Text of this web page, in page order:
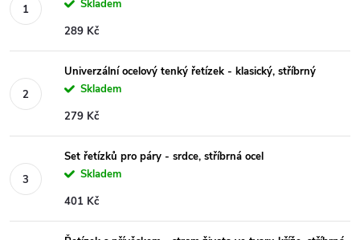
Skladem
289 Kč
Univerzální ocelový tenký řetízek - klasický, stříbrný
Skladem
279 Kč
Set řetízků pro páry - srdce, stříbrná ocel
Skladem
401 Kč